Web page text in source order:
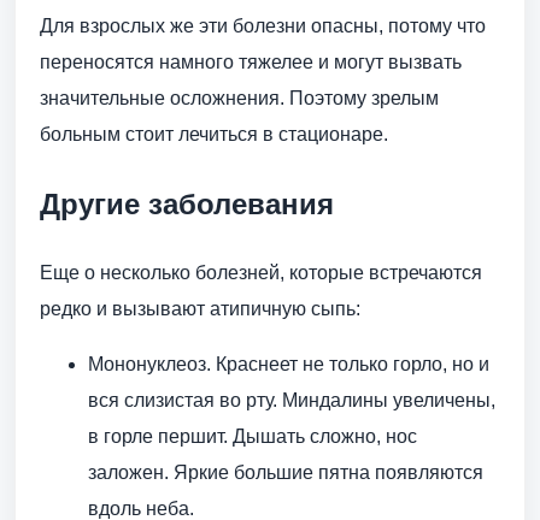
Для взрослых же эти болезни опасны, потому что
переносятся намного тяжелее и могут вызвать
значительные осложнения. Поэтому зрелым
больным стоит лечиться в стационаре.
Другие заболевания
Еще о несколько болезней, которые встречаются
редко и вызывают атипичную сыпь:
Мононуклеоз. Краснеет не только горло, но и
вся слизистая во рту. Миндалины увеличены,
в горле першит. Дышать сложно, нос
заложен. Яркие большие пятна появляются
вдоль неба.